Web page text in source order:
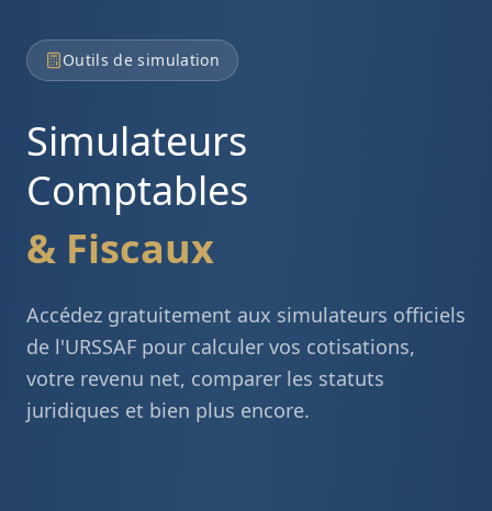
Outils de simulation
Simulateurs
Comptables
& Fiscaux
Accédez gratuitement aux simulateurs officiels
de l'URSSAF pour calculer vos cotisations,
votre revenu net, comparer les statuts
juridiques et bien plus encore.